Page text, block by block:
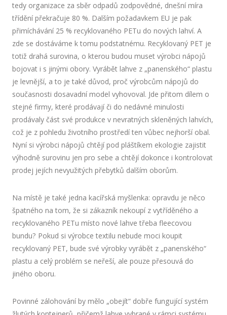
tedy organizace za sběr odpadů zodpovědné, dnešní míra
třídění překračuje 80 %. Dalším požadavkem EU je pak
přimíchávání 25 % recyklovaného PETu do nových lahví. A
zde se dostáváme k tomu podstatnému. Recyklovaný PET je
totiž drahá surovina, o kterou budou muset výrobci nápojů
bojovat i s jinými obory. Vyrábět lahve z „panenského“ plastu
je levnější, a to je také důvod, proč výrobcům nápojů do
současnosti dosavadní model vyhovoval. Jde přitom dílem o
stejné firmy, které prodávají či do nedávné minulosti
prodávaly část své produkce v nevratných skleněných lahvích,
což je z pohledu životního prostředí ten vůbec nejhorší obal.
Nyní si výrobci nápojů chtějí pod pláštíkem ekologie zajistit
výhodně surovinu jen pro sebe a chtějí dokonce i kontrolovat
prodej jejích nevyužitých přebytků dalším oborům.
Na místě je také jedna kacířská myšlenka: opravdu je něco
špatného na tom, že si zákazník nekoupí z vytříděného a
recyklovaného PETu místo nové lahve třeba fleecovou
bundu? Pokud si výrobce textilu nebude moci koupit
recyklovaný PET, bude své výrobky vyrábět z „panenského“
plastu a celý problém se neřeší, ale pouze přesouvá do
jiného oboru.
Povinné zálohování by mělo „obejít“ dobře fungující systém